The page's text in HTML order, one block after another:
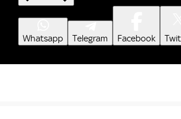
Whatsapp Telegram Facebook